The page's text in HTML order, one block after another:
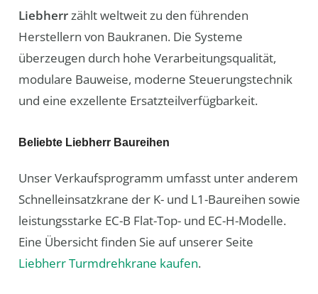
Liebherrzählt weltweit zu den führenden
Herstellern von Baukranen. Die Systeme
überzeugen durch hohe Verarbeitungsqualität,
modulare Bauweise, moderne Steuerungstechnik
und eine exzellente Ersatzteilverfügbarkeit.
Beliebte Liebherr Baureihen
Unser Verkaufsprogramm umfasst unter anderem
Schnelleinsatzkrane der K- und L1-Baureihen sowie
leistungsstarke EC-B Flat-Top- und EC-H-Modelle.
Eine Übersicht finden Sie auf unserer Seite
Liebherr Turmdrehkrane kaufen.